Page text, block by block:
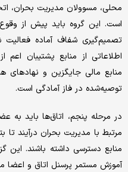
محلی، مسوولان مدیریت بحران،
است. این گروه باید پیش از
تصمیم‌گیری شفاف آماده
اطلاعاتی از منابع پشتیبان اعم
منابع مالی جایگزین و نهادهای
توصیه‌شده در فاز آمادگی است.
در مرحله پنجم، اتاق‌ها باید
مرتبط با مدیریت بحران درآیند
منابع دسترسی داشته باشند. این
آموزش مستمر پرسنل اتاق و